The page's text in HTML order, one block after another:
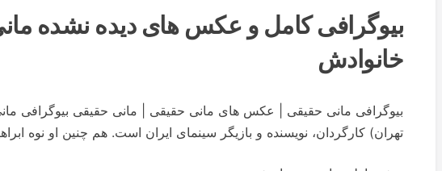
بیوگرافی کامل و عکس های دیده نشده
خانوادش
تهران) کارگردان، نویسنده و بازیگر سینمای ایران است. هم چنین او نوه